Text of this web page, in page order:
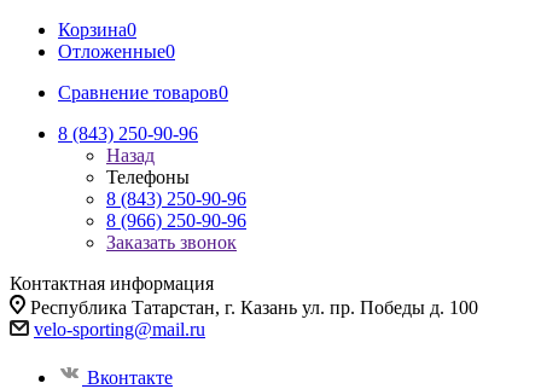
Корзина0
Отложенные0
Сравнение товаров0
8 (843) 250-90-96
Назад
Телефоны
8 (843) 250-90-96
8 (966) 250-90-96
Заказать звонок
Контактная информация
Республика Татарстан, г. Казань ул. пр. Победы д. 100
velo-sporting@mail.ru
Вконтакте